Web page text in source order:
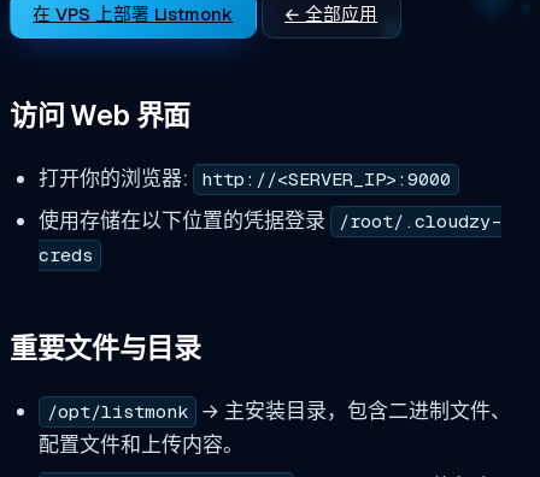
在 VPS 上部署 Listmonk ← 全部应用
访问 Web 界面
打开你的浏览器: http://<SERVER_IP>:9000
使用存储在以下位置的凭据登录
/root/.cloudzy-
creds
重要文件与目录
/opt/listmonk
→ 主安装目录，包含二进制文件、
配置文件和上传内容。